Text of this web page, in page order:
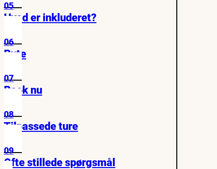
05
Hvad er inkluderet?
06
Rute
07
Book nu
08
Tilpassede ture
09
Ofte stillede spørgsmål